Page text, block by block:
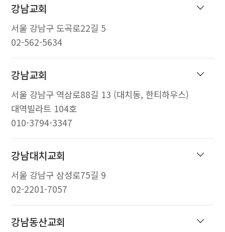
강남교회
서울 강남구 도곡로22길 5
02-562-5634
강남교회
서울 강남구 역삼로88길 13 (대치동, 한티하우스)
대역빌라트 104호
010-3794-3347
강남대치교회
서울 강남구 삼성로75길 9
02-2201-7057
강남동산교회